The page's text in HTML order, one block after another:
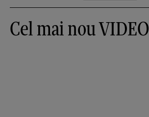
Cel mai nou VIDEO